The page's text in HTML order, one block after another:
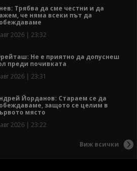
Трябва да сме честни и да
че няма всеки път да
2026 | 23:32
Не е приятно да допуснеш
преди почивката
2026 | 23:31
Йорданов: Стараем се да
защото се целим в
място
2026 | 23:22
Виж всички